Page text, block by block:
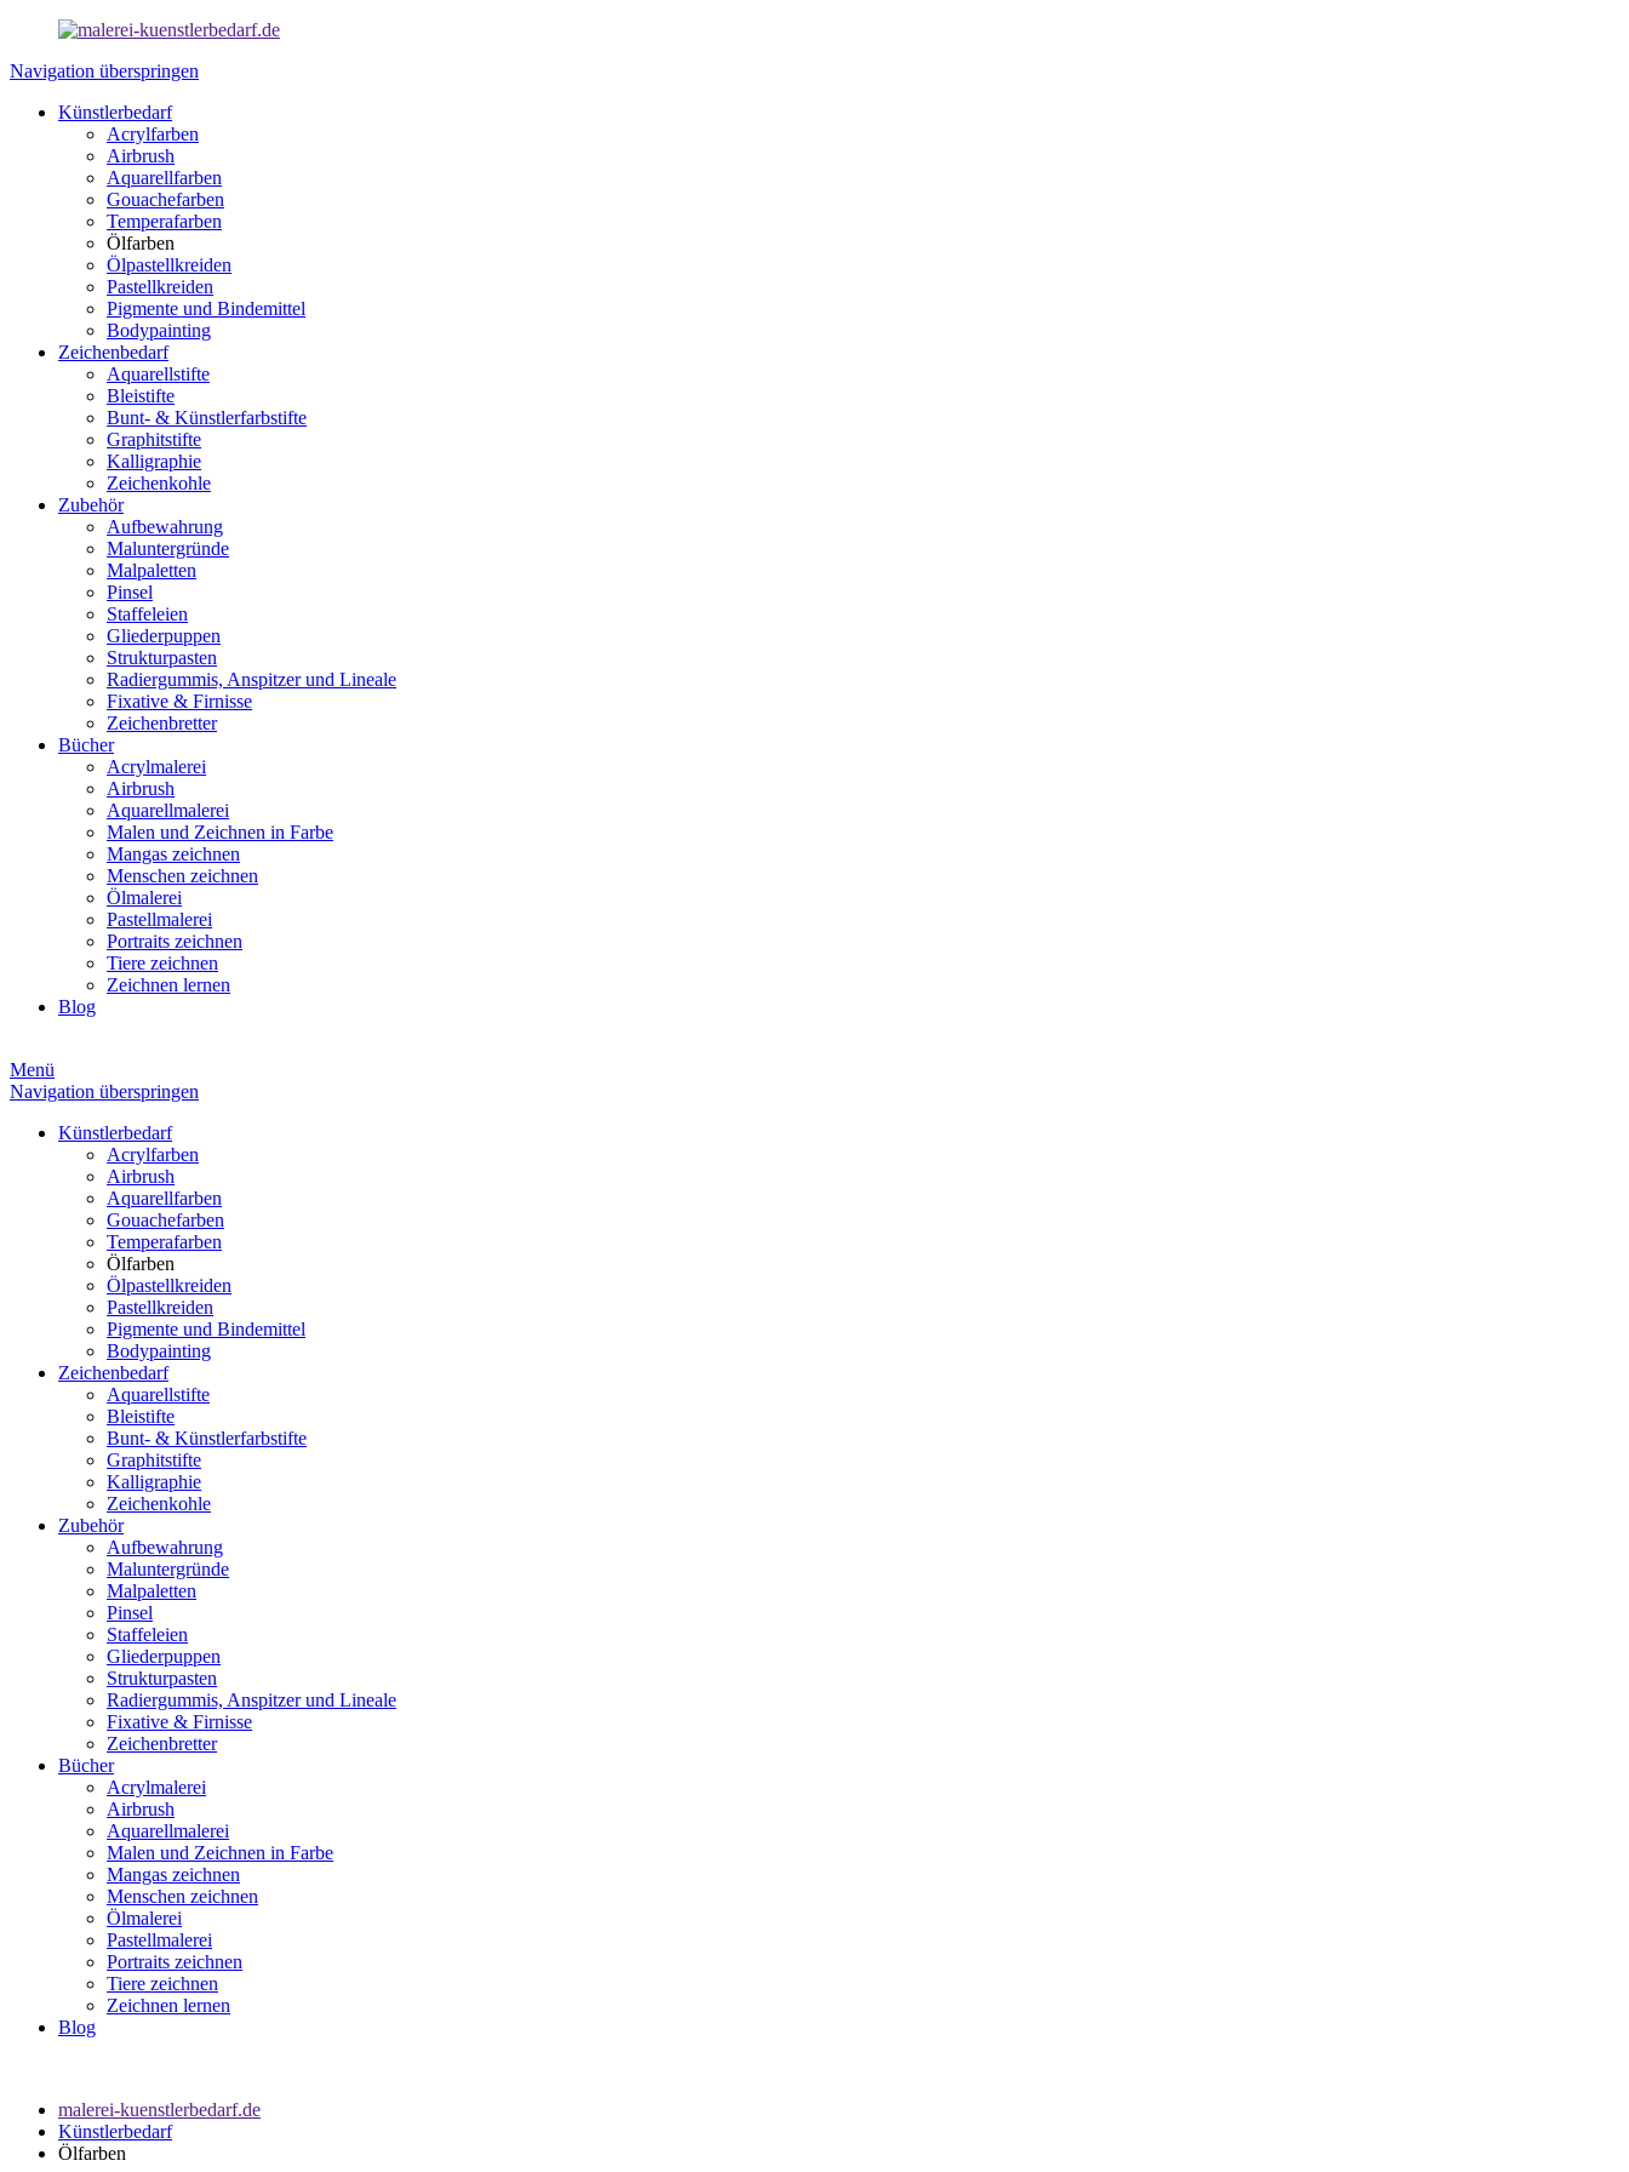
Navigation überspringen
Künstlerbedarf
Acrylfarben
Airbrush
Aquarellfarben
Gouachefarben
Temperafarben
Ölfarben
Ölpastellkreiden
Pastellkreiden
Pigmente und Bindemittel
Bodypainting
Zeichenbedarf
Aquarellstifte
Bleistifte
Bunt- & Künstlerfarbstifte
Graphitstifte
Kalligraphie
Zeichenkohle
Zubehör
Aufbewahrung
Maluntergründe
Malpaletten
Pinsel
Staffeleien
Gliederpuppen
Strukturpasten
Radiergummis, Anspitzer und Lineale
Fixative & Firnisse
Zeichenbretter
Bücher
Acrylmalerei
Airbrush
Aquarellmalerei
Malen und Zeichnen in Farbe
Mangas zeichnen
Menschen zeichnen
Ölmalerei
Pastellmalerei
Portraits zeichnen
Tiere zeichnen
Zeichnen lernen
Blog
Menü
Navigation überspringen
Künstlerbedarf
Acrylfarben
Airbrush
Aquarellfarben
Gouachefarben
Temperafarben
Ölfarben
Ölpastellkreiden
Pastellkreiden
Pigmente und Bindemittel
Bodypainting
Zeichenbedarf
Aquarellstifte
Bleistifte
Bunt- & Künstlerfarbstifte
Graphitstifte
Kalligraphie
Zeichenkohle
Zubehör
Aufbewahrung
Maluntergründe
Malpaletten
Pinsel
Staffeleien
Gliederpuppen
Strukturpasten
Radiergummis, Anspitzer und Lineale
Fixative & Firnisse
Zeichenbretter
Bücher
Acrylmalerei
Airbrush
Aquarellmalerei
Malen und Zeichnen in Farbe
Mangas zeichnen
Menschen zeichnen
Ölmalerei
Pastellmalerei
Portraits zeichnen
Tiere zeichnen
Zeichnen lernen
Blog
malerei-kuenstlerbedarf.de
Künstlerbedarf
Ölfarben